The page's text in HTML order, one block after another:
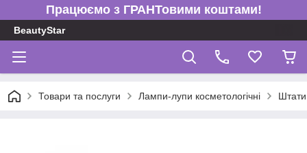
Працюємо з ГРАНТовими коштами!
BeautyStar
Товари та послуги Лампи-лупи косметологічні